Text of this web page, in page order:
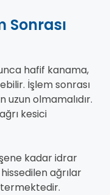
Sonrası
hafif kanama,
İşlem sonrası
uzun olmamalıdır.
kesici
kadar idrar
ağrılar